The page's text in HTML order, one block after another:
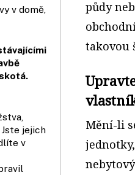
v domě,
jejich
v
půdy
takovou
Mění-li